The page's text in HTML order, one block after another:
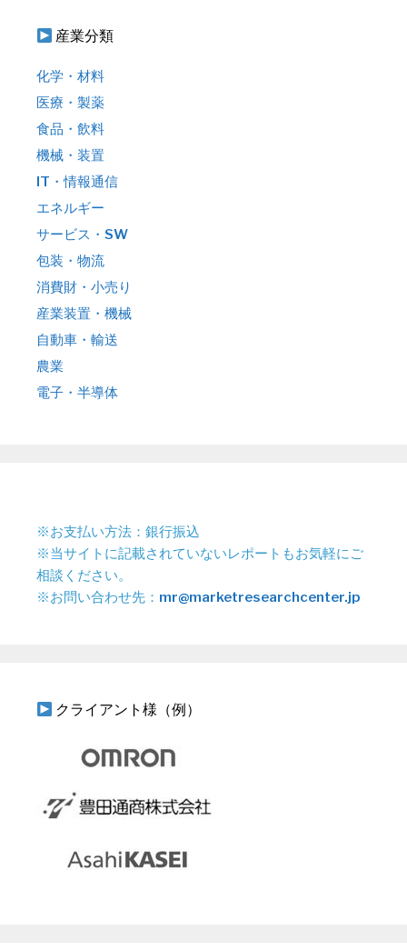
産業分類
化学・材料
医療・製薬
食品・飲料
機械・装置
IT・情報通信
エネルギー
サービス・SW
包装・物流
消費財・小売り
産業装置・機械
自動車・輸送
農業
電子・半導体
※お支払い方法：銀行振込
※当サイトに記載されていないレポートもお気軽にご
相談ください。
※お問い合わせ先： mr@marketresearchcenter.jp
クライアント様（例）